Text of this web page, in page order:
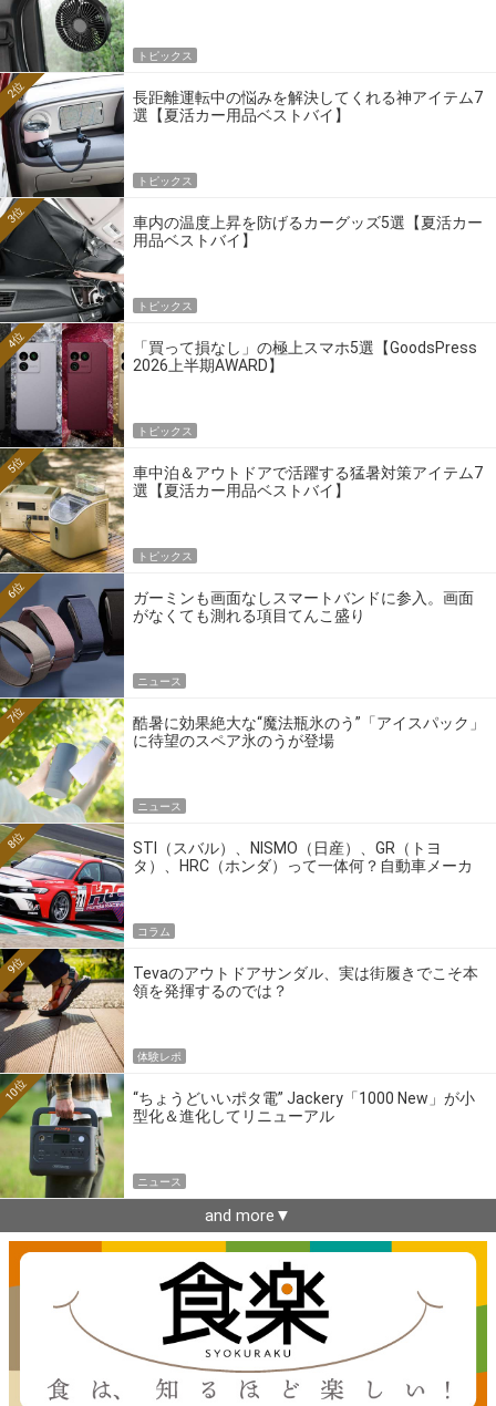
トピックス
長距離運転中の悩みを解決してくれる神アイテム7
選【夏活カー用品ベストバイ】
2位
トピックス
車内の温度上昇を防げるカーグッズ5選【夏活カー
用品ベストバイ】
3位
トピックス
「買って損なし」の極上スマホ5選【GoodsPress
2026上半期AWARD】
4位
トピックス
車中泊＆アウトドアで活躍する猛暑対策アイテム7
選【夏活カー用品ベストバイ】
5位
トピックス
ガーミンも画面なしスマートバンドに参入。画面
がなくても測れる項目てんこ盛り
6位
ニュース
酷暑に効果絶大な“魔法瓶氷のう”「アイスパック」
に待望のスペア氷のうが登場
7位
ニュース
STI（スバル）、NISMO（日産）、GR（トヨ
タ）、HRC（ホンダ）って一体何？自動車メーカ
8位
コラム
Tevaのアウトドアサンダル、実は街履きでこそ本
領を発揮するのでは？
9位
体験レポ
“ちょうどいいポタ電” Jackery「1000 New」が小
型化＆進化してリニューアル
10位
ニュース
and more▼